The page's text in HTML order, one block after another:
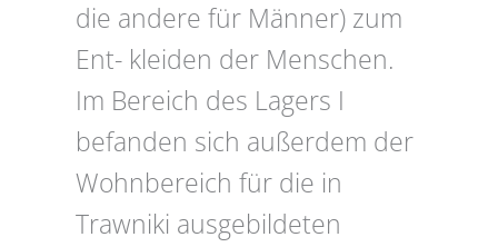
die andere für Männer) zum
Ent- kleiden der Menschen.
Im Bereich des Lagers I
befanden sich außerdem der
Wohnbereich für die in
Trawniki ausgebildeten